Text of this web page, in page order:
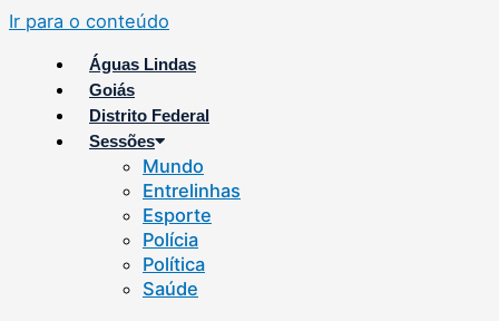
Ir para o conteúdo
Águas Lindas
Goiás
Distrito Federal
Sessões
Mundo
Entrelinhas
Esporte
Polícia
Política
Saúde